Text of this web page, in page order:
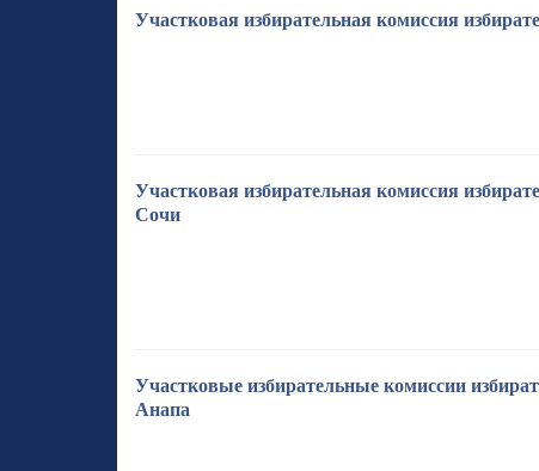
Участковая избирательная комиссия
Участковая избирательная комиссия
Сочи
Участковые избирательные комиссии
Анапа